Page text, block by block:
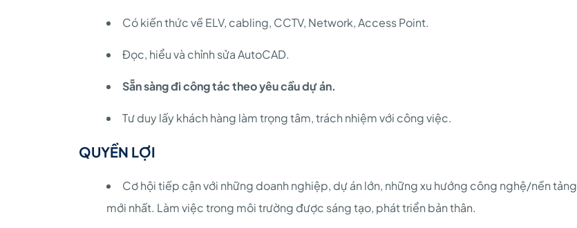
Có kiến thức về ELV, cabling, CCTV, Network, Access Point.
Đọc, hiểu và chỉnh sửa AutoCAD.
Sẵn sàng đi công tác theo yêu cầu dự án.
Tư duy lấy khách hàng làm trọng tâm, trách nhiệm với công việc.
QUYỀN LỢI
Cơ hội tiếp cận với những doanh nghiệp, dự án lớn, những xu hướng công nghệ/nền tảng
mới nhất. Làm việc trong môi trường được sáng tạo, phát triển bản thân.